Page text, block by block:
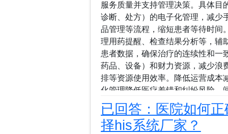
服务质量并支持管理决策。具体目
诊断、处方）的电子化管理，减少
品管理等流程，缩短患者等待时间
理用药提醒、检查结果分析等，辅
患者数据，确保治疗的连续性和一
药品、设备）和财力资源，减少浪
排等资源使用效率。降低运营成本
化管理降低医疗差错和纠纷风险，
AI、大数据等先进技术奠定基础（
持，用于科研、教学和政策制定。
方便患者就医。增强信息透明度，
已回答：医院如何
择his系统厂家？